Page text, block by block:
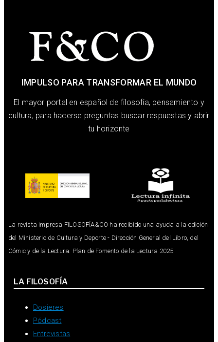
IMPULSO PARA TRANSFORMAR EL MUNDO
El mayor portal en español de filosofía, pensamiento y
cultura, para hacerse preguntas buscar respuestas y abrir
tu horizonte
La revista impresa FILOSOFÍA&CO ha recibido una ayuda a la edición
del Ministerio de Cultura y Deporte - Dirección General del Libro, del
Cómic y de la Lectura. Plan de Fomento de la Lectura 2025.
LA FILOSOFÍA
Dosieres
Pódcast
Entrevistas